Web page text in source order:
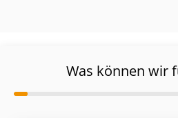
Was können wir